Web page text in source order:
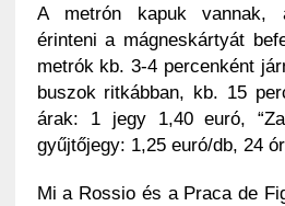
A metrón kapuk vannak,
érinteni a mágneskártyát
metrók kb. 3-4 percenként
buszok ritkábban, kb. 15
árak: 1 jegy 1,40 euró,
gyűjtőjegy: 1,25 euró/db, 24
Mi a Rossio és a Praca de